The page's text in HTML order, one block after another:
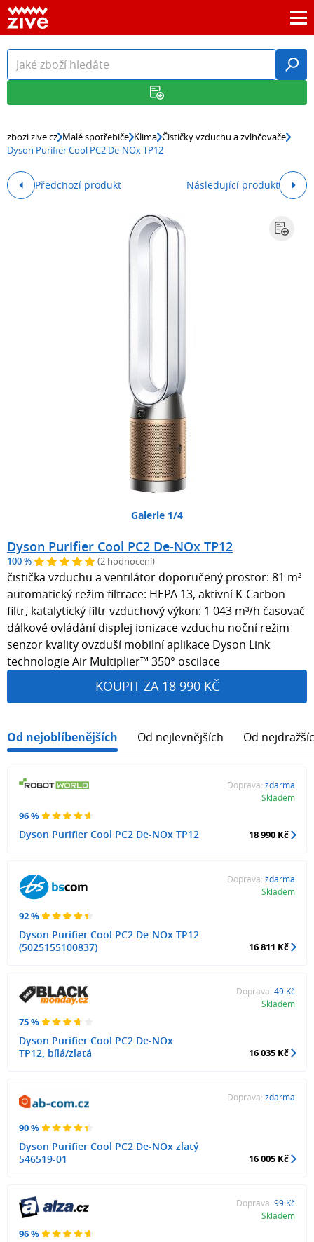
zbozi.zive.cz Malé spotřebiče Klima Čističky vzduchu a zvlhčovače
Dyson Purifier Cool PC2 De-NOx TP12
Předchozí produkt Následující produkt
Galerie 1/4
Dyson Purifier Cool PC2 De-NOx TP12
100 % (2 hodnocení)
čistička vzduchu a ventilátor doporučený prostor: 81 m²
automatický režim filtrace: HEPA 13, aktivní K-Carbon
filtr, katalytický filtr vzduchový výkon: 1 043 m³/h časovač
dálkové ovládání displej ionizace vzduchu noční režim
senzor kvality ovzduší mobilní aplikace Dyson Link
technologie Air Multiplier™ 350° oscilace
KOUPIT ZA 18 990 KČ
Od nejoblíbenějších Od nejlevnějších Od
96 %
Dyson Purifier Cool PC2 De-NOx TP12
Doprava: zdarma
Skladem
18 990 Kč
92 %
Dyson Purifier Cool PC2 De-NOx TP12
(5025155100837)
Doprava: zdarma
Skladem
16 811 Kč
75 %
Dyson Purifier Cool PC2 De-NOx
TP12, bílá/zlatá
Doprava: 49 Kč
Skladem
16 035 Kč
90 %
Dyson Purifier Cool PC2 De-NOx zlatý
546519-01
Doprava: zdarma
16 005 Kč
96 %
Doprava: 99 Kč
Skladem